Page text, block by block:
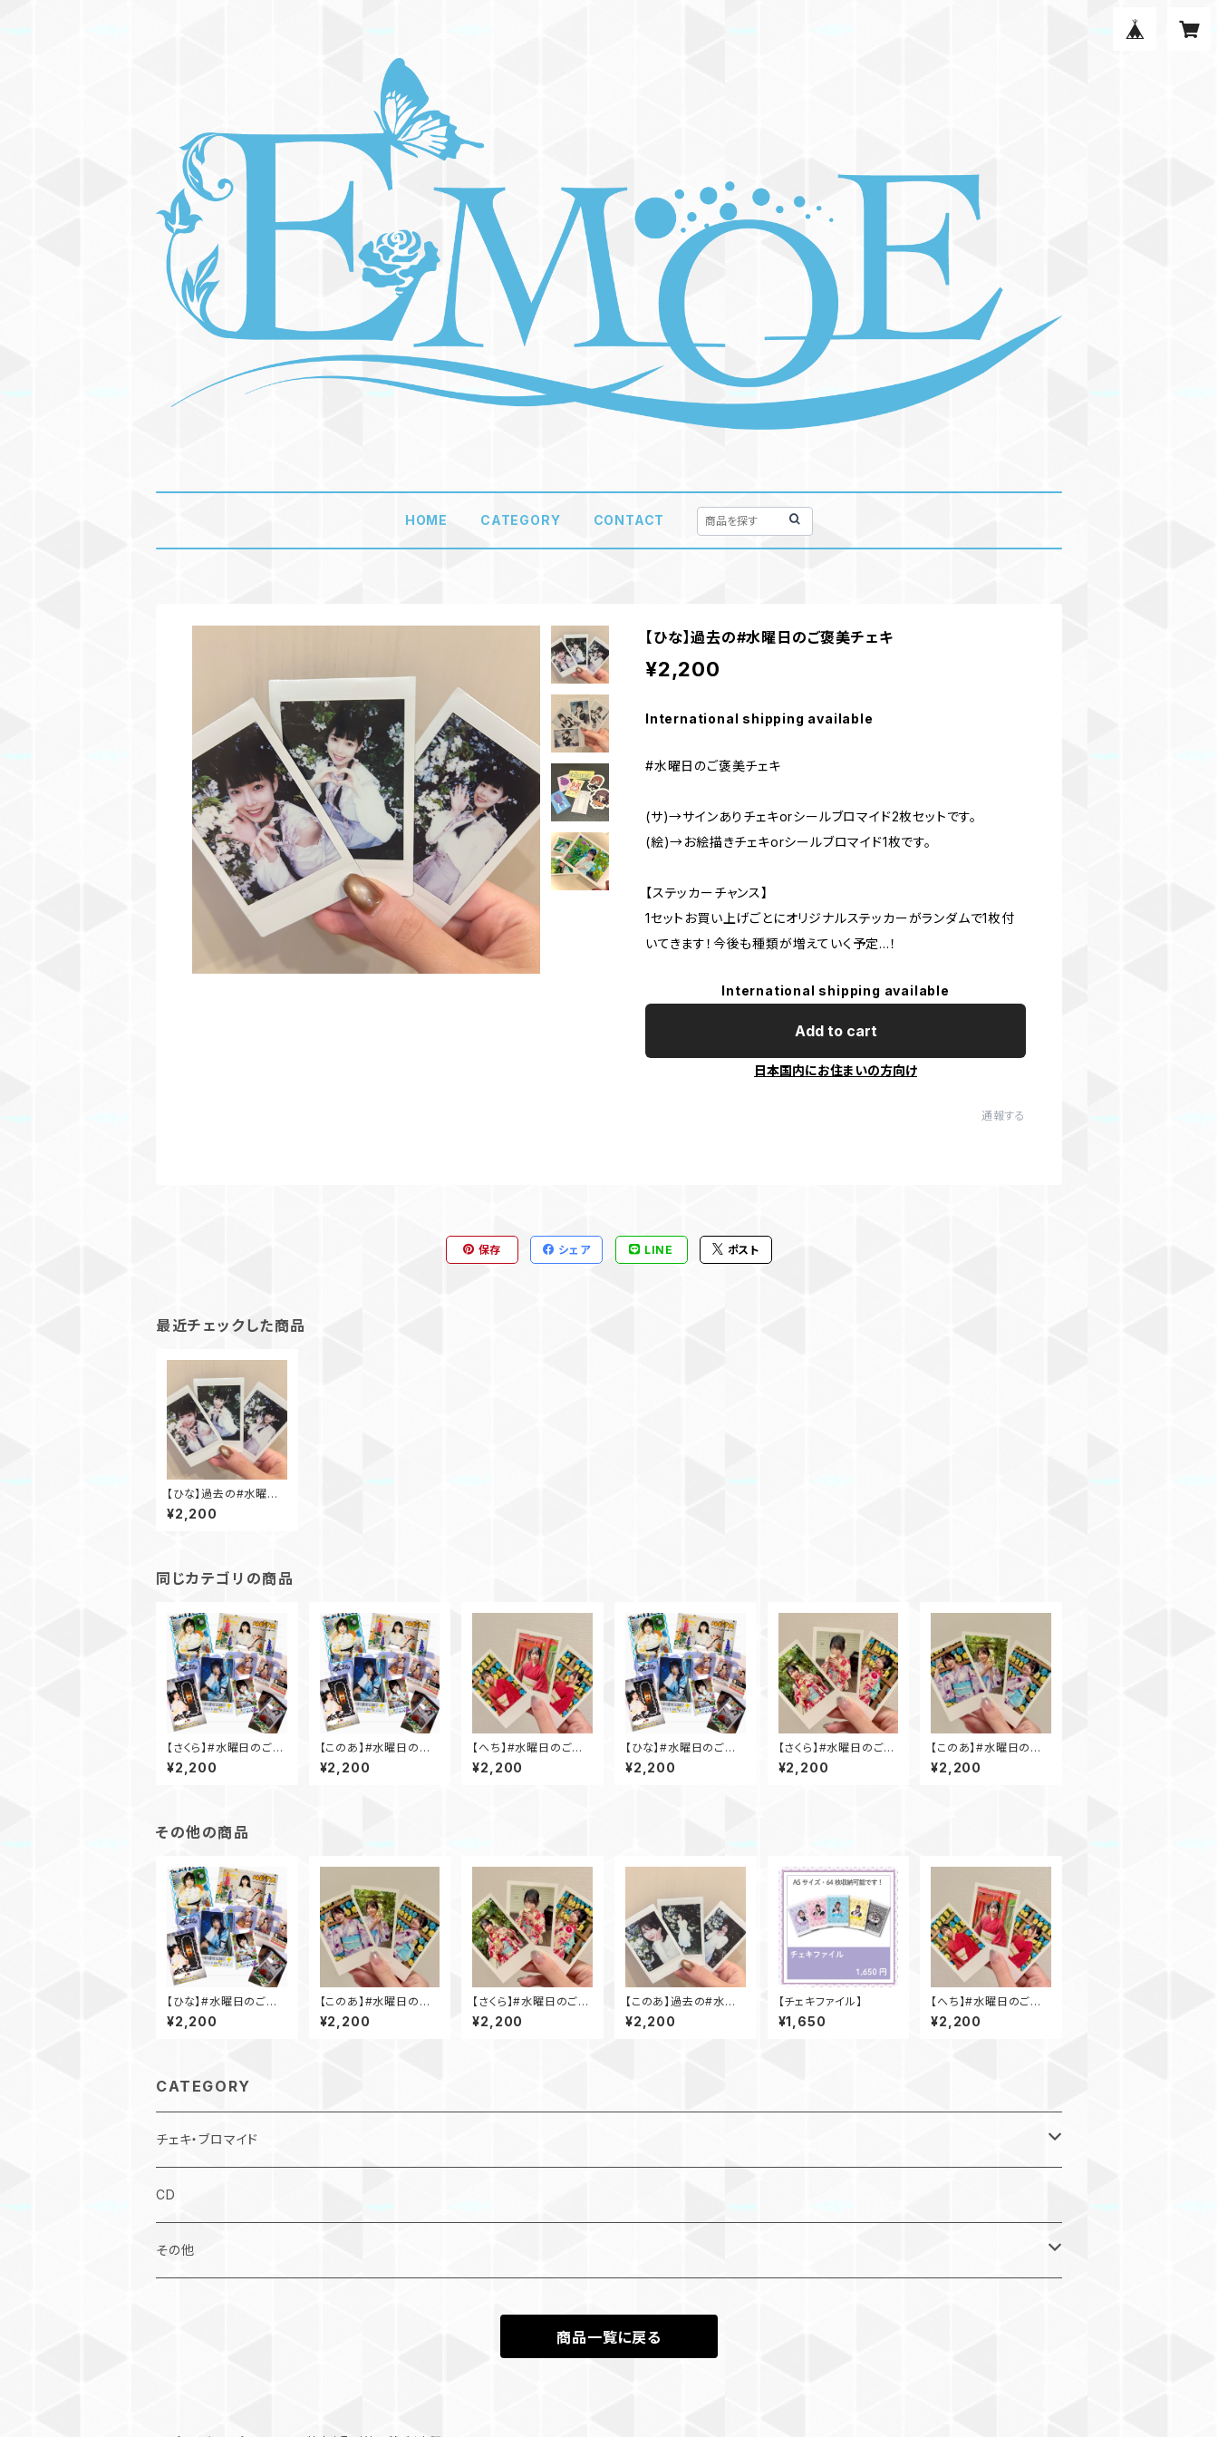
HOME CATEGORY CONTACT
【ひな】過去の#水曜日のご褒美チェキ
¥2,200
International shipping available
#水曜日のご褒美チェキ
(サ)→サインありチェキorシールブロマイド2枚セットです。
(絵)→お絵描きチェキorシールブロマイド1枚です。
【ステッカーチャンス】
1セットお買い上げごとにオリジナルステッカーがランダムで1枚付
いてきます！今後も種類が増えていく予定…！
International shipping available
Add to cart
日本国内にお住まいの方向け
通報する
保存 シェア LINE ポスト
最近チェックした商品
【ひな】過去の#水曜日
のご褒美チェキ
¥2,200
同じカテゴリの商品
【さくら】#水曜日のご褒
美チェキ(海ver.)
¥2,200
【このあ】#水曜日のご
褒美チェキ(海ver.)
¥2,200
【へち】#水曜日のご褒
美チェキ(浴衣ver.)
¥2,200
【ひな】#水曜日のご褒
美チェキ(海ver.)
¥2,200
【さくら】#水曜日のご褒
美チェキ(浴衣ver.)
¥2,200
【このあ】#水曜日のご
褒美チェキ(浴衣ver.)
¥2,200
その他の商品
【ひな】#水曜日のご褒
美チェキ(海ver.)
¥2,200
【このあ】#水曜日のご
褒美チェキ(浴衣ver.)
¥2,200
【さくら】#水曜日のご褒
美チェキ(浴衣ver.)
¥2,200
【このあ】過去の#水曜
日のご褒美チェキ
¥2,200
【チェキファイル】
¥1,650
【へち】#水曜日のご褒
美チェキ(浴衣ver.)
¥2,200
CATEGORY
チェキ・ブロマイド
#水曜日のご褒美チェキ
オンラインサイン会
CD
その他
商品一覧に戻る